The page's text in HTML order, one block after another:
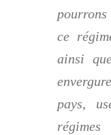
ce
ainsi
pays,